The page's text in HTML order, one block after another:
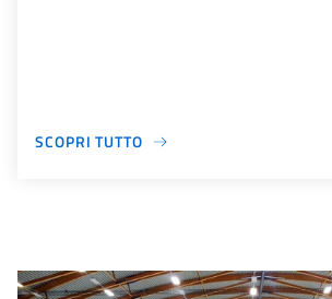
SCOPRI TUTTO